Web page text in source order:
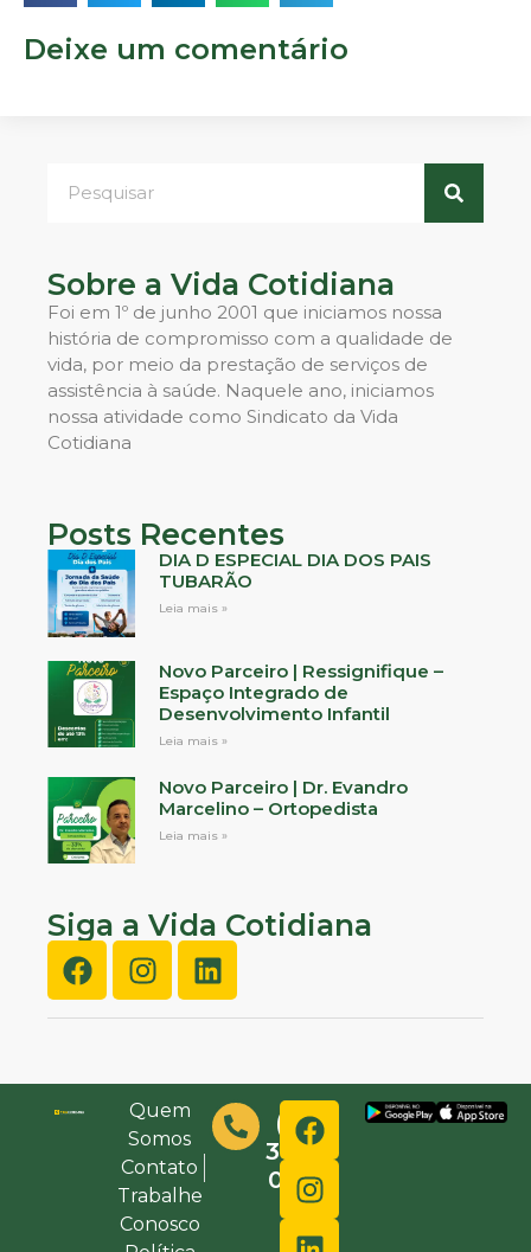
Deixe um comentário
Sobre a Vida Cotidiana
Foi em 1º de junho 2001 que iniciamos nossa
história de compromisso com a qualidade de
vida, por meio da prestação de serviços de
assistência à saúde. Naquele ano, iniciamos
nossa atividade como Sindicato da Vida
Cotidiana
Posts Recentes
DIA D ESPECIAL DIA DOS PAIS
TUBARÃO
Leia mais »
Novo Parceiro | Ressignifique –
Espaço Integrado de
Desenvolvimento Infantil
Leia mais »
Novo Parceiro | Dr. Evandro
Marcelino – Ortopedista
Leia mais »
Siga a Vida Cotidiana
Quem
Somos
Contato
Trabalhe
Conosco
(48)
3632-
0000